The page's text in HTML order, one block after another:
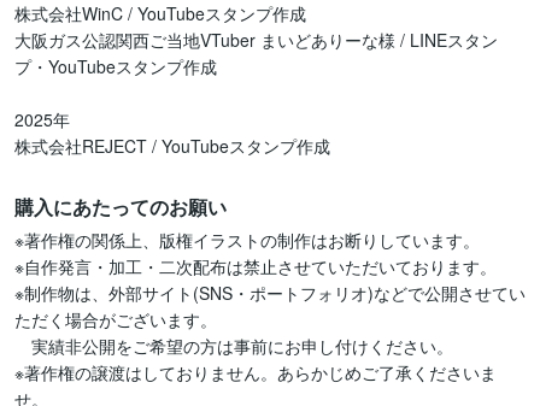
株式会社WinC / YouTubeスタンプ作成
大阪ガス公認関西ご当地VTuber まいどありーな様 / LINEスタン
プ・YouTubeスタンプ作成
2025年
株式会社REJECT / YouTubeスタンプ作成
購入にあたってのお願い
※著作権の関係上、版権イラストの制作はお断りしています。
※自作発言・加工・二次配布は禁止させていただいております。
※制作物は、外部サイト(SNS・ポートフォリオ)などで公開させてい
ただく場合がございます。
実績非公開をご希望の方は事前にお申し付けください。
※著作権の譲渡はしておりません。あらかじめご了承くださいま
せ。